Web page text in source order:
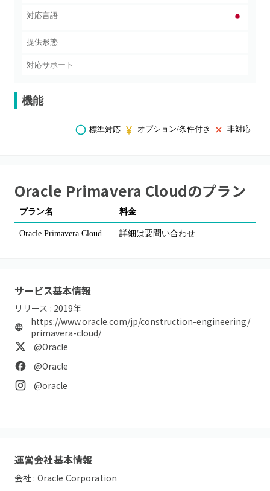
対応言語
提供形態 -
対応サポート -
機能
標準対応 オプション/条件付き 非対応
Oracle Primavera Cloudのプラン
プラン名 料金
Oracle Primavera Cloud 詳細は要問い合わせ
サービス基本情報
リリース : 2019年
https://www.oracle.com/jp/construction-engineering/
primavera-cloud/
@Oracle
@Oracle
@oracle
運営会社基本情報
会社 : Oracle Corporation